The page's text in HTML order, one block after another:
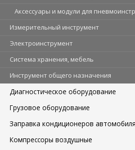
Аксессуары и модули для
Измерительный инструмент
Электроинструмент
Система хранения, мебель
Инструмент общего назначения
Диагностическое оборудование
Грузовое оборудование
Заправка кондиционеров автомобиля
Компрессоры воздушные